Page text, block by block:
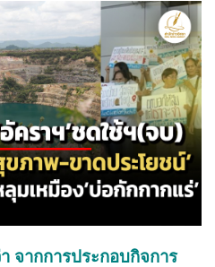
จากการประกอบกิจการ